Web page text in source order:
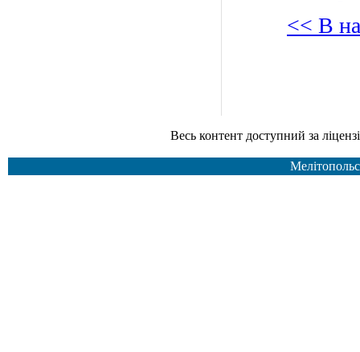
<< В
Весь контент доступний за ліцензією Creative